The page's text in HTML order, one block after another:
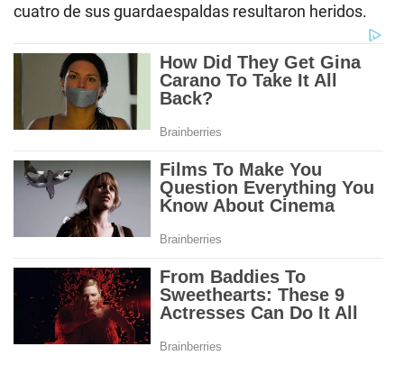
cuatro de sus guardaespaldas resultaron heridos.